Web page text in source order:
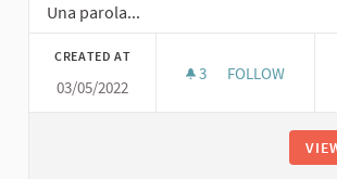
Una parola...
CREATED AT
03/05/2022
3 3 FOLLOWERS
FOLLOW